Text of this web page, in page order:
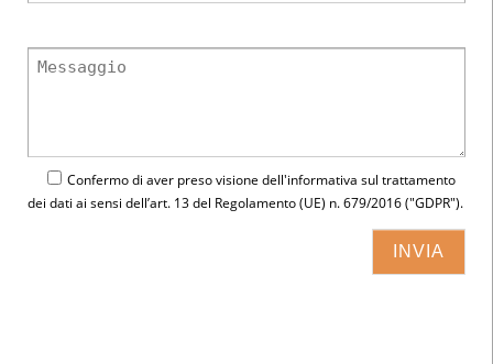
Confermo di aver preso visione dell'informativa sul trattamento
dei dati ai sensi dell’art. 13 del Regolamento (UE) n. 679/2016 ("GDPR").